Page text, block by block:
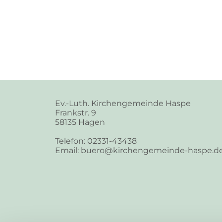
Ev.-Luth. Kirchengemeinde Haspe
Frankstr. 9
58135 Hagen
Telefon: 02331-43438
Email: buero@kirchengemeinde-